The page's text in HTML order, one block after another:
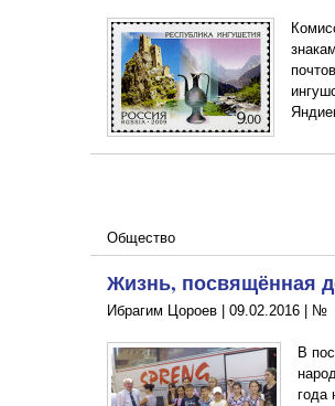
Общество
Жизнь, посвящённая
Ибрагим Цороев | 09.02.2016 №
В
года